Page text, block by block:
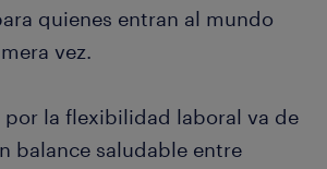
quienes entran al mundo
vez.
por la flexibilidad laboral va de
balance saludable entre